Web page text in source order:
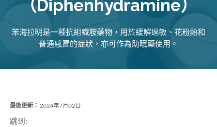
（Diphenhydramine）
苯海拉明是一種抗組織胺藥物，用於緩解過敏、花粉熱和
普通感冒的症狀，亦可作為助眠藥使用。
最後更新： 2024年7月02日
跳到: